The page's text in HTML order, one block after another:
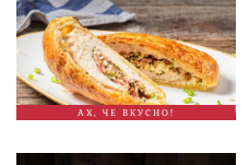
АХ, ЧЕ ВКУСНО!